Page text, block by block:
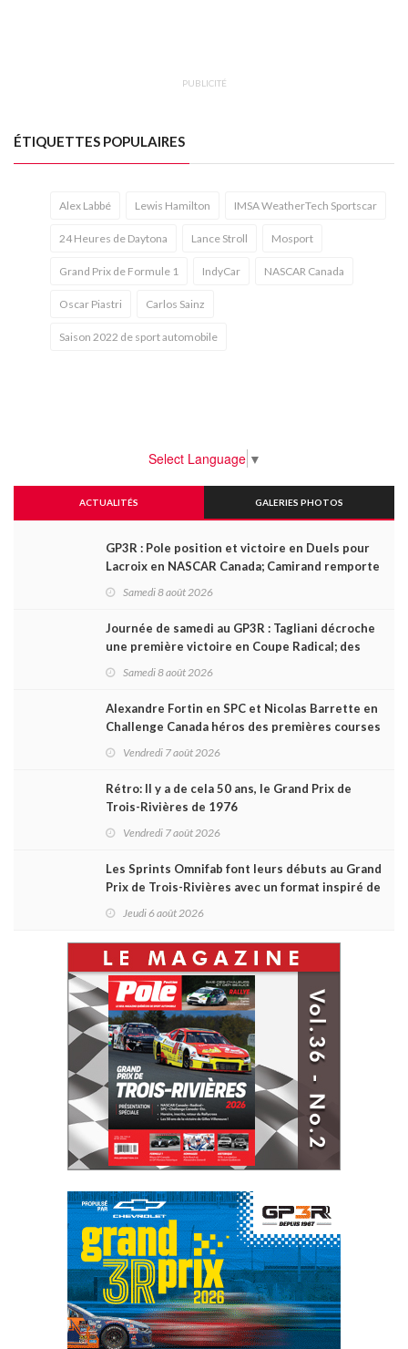
PUBLICITÉ
ÉTIQUETTES POPULAIRES
Alex Labbé Lewis Hamilton IMSA WeatherTech Sportscar
24 Heures de Daytona Lance Stroll Mosport
Grand Prix de Formule 1 IndyCar NASCAR Canada
Oscar Piastri Carlos Sainz
Saison 2022 de sport automobile
Select Language ▼
ACTUALITÉS GALERIES PHOTOS
GP3R : Pole position et victoire en Duels pour
Lacroix en NASCAR Canada; Camirand remporte
Samedi 8 août 2026
Journée de samedi au GP3R : Tagliani décroche
une première victoire en Coupe Radical; des
Samedi 8 août 2026
Alexandre Fortin en SPC et Nicolas Barrette en
Challenge Canada héros des premières courses
Vendredi 7 août 2026
Rétro: Il y a de cela 50 ans, le Grand Prix de
Trois-Rivières de 1976
Vendredi 7 août 2026
Les Sprints Omnifab font leurs débuts au Grand
Prix de Trois-Rivières avec un format inspiré de
Jeudi 6 août 2026